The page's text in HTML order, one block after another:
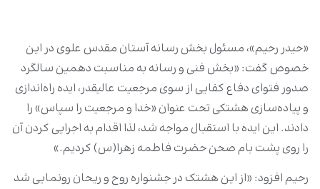
«حیدر رحیم»، مسئول بخش رسانه آستان مقدس علوی در این‌
خصوص گفت: «بخش‌ فنی و رسانه‌ به مناسبت دهمین سالگرد
صدور فتوای دفاع کفایی از سوی مرجعیت عالیقدر، ایده راه‌اندازی
و پیاده‌سازی هشتکی تحت عنوان «خدا و مرجعیت را سپاس» را
دادند. این ایده با استقبال مواجه شد، لذا اقدام به اجرایی کردن آن
را روی پشت بام صحن حضرت فاطمه زهرا(س) کردیم.»
رحیم افزود: «از این هشتک در جشنواره روح و ریحان رونمایی شد